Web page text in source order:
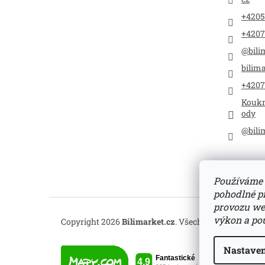
pohodlné
provozu
výkon a
ody
Copyright 2026Bilimarket.cz. Všechna práva